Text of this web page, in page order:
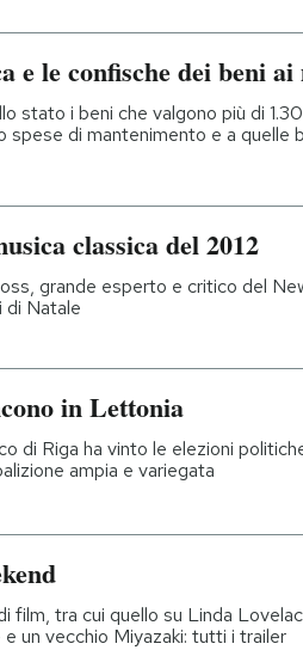
e le confische dei beni
stato i beni che valgono più di
spese di mantenimento e a quelle
classica del 2012
grande esperto e critico del
di Natale
in Lettonia
di Riga ha vinto le elezioni
ampia e variegata
film, tra cui quello su Linda
un vecchio Miyazaki: tutti i trailer